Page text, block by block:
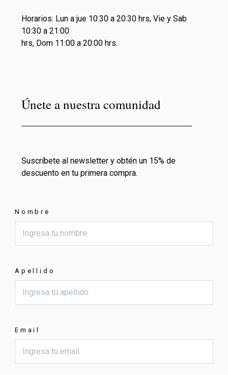
Horarios: Lun a jue 10:30 a 20:30 hrs, Vie y Sab
10:30 a 21:00
hrs, Dom 11:00 a 20:00 hrs.
Únete a nuestra comunidad
Suscríbete al newsletter y obtén un 15% de
descuento en tu primera compra.
Nombre
Apellido
Email